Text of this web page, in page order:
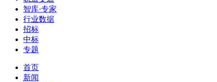
智库·专家
行业数据
招标
中标
专题
首页
新闻